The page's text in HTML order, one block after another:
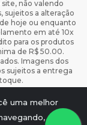
uma melhor
é só
não valendo
sujeitos a alteração
hoje ou enquanto
em até 10x
para os produtos
de R$ 50.00.
Imagens dos
sujeitos a entrega
28.806.912/0001-